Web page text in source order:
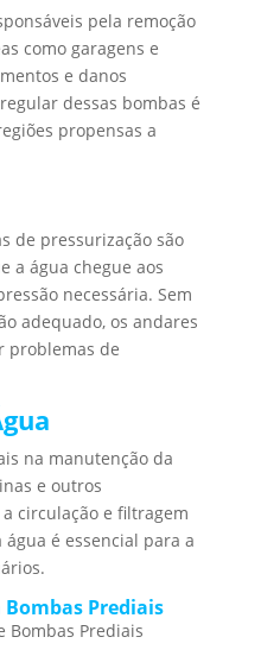
pela remoção
como garagens e
e danos
dessas bombas é
propensas a
de pressurização são
a água chegue aos
necessária. Sem
adequado, os andares
problemas de
na manutenção da
e outros
circulação e filtragem
é essencial para a
Prediais
Bombas Prediais